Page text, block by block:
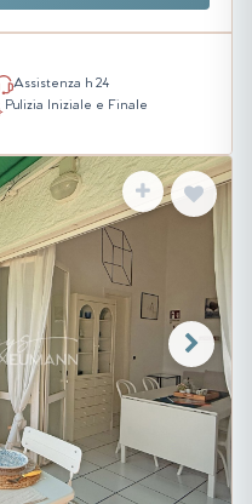
Assistenza h 24
Pulizia Iniziale e Finale